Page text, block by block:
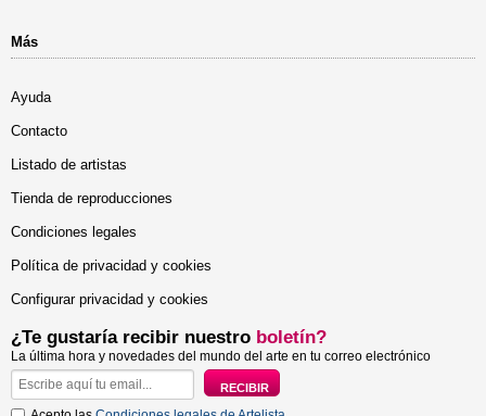
Más
Ayuda
Contacto
Listado de artistas
Tienda de reproducciones
Condiciones legales
Política de privacidad y cookies
Configurar privacidad y cookies
¿Te gustaría recibir nuestro boletín?
La última hora y novedades del mundo del arte en tu correo electrónico